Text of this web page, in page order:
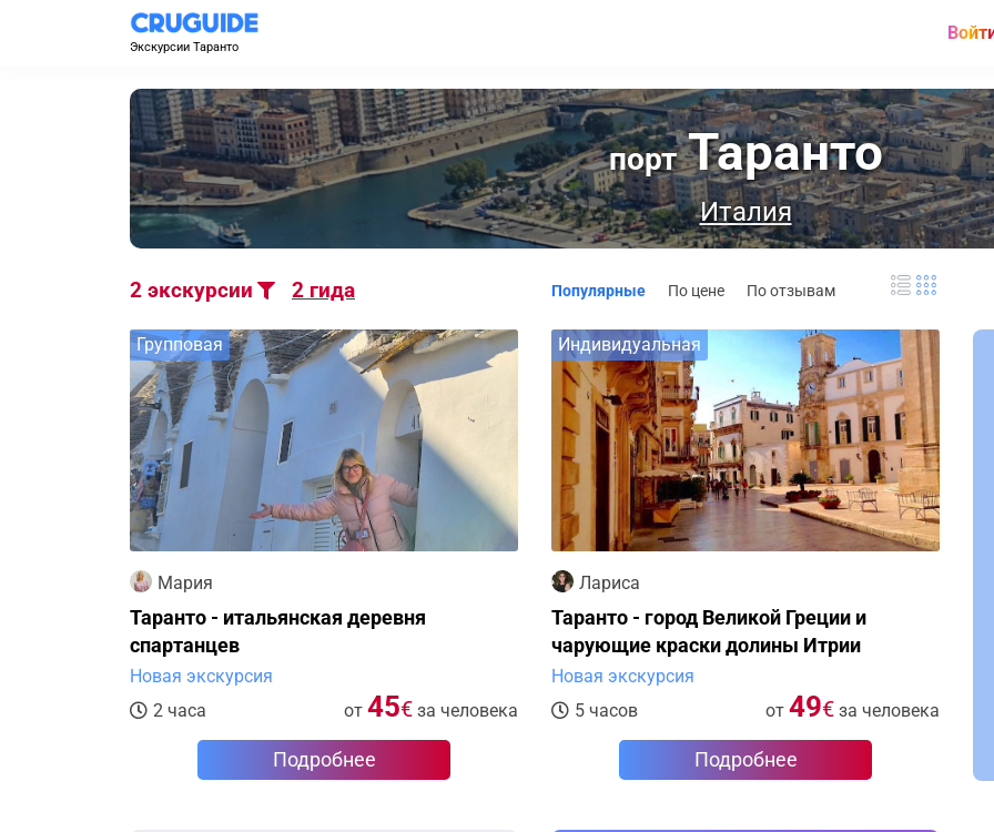
Экскурсии Таранто
портТаранто
Италия
2 экскурсии 2 гида Популярные По цене По отзывам
Групповая
Мария
Таранто - итальянская деревня
спартанцев
Новая экскурсия
2 часа
от 45€ за человека
Подробнее
Индивидуальная
Лариса
Таранто - город Великой Греции и
чарующие краски долины Итрии
Новая экскурсия
5 часов
от 49€ за человека
Подробнее